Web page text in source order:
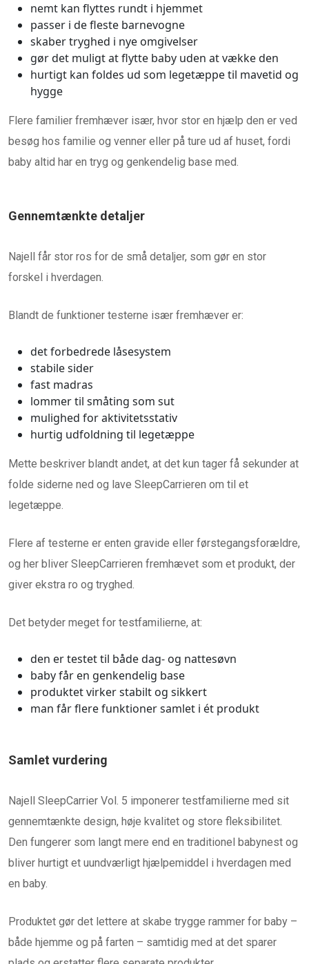
nemt kan flyttes rundt i hjemmet
passer i de fleste barnevogne
skaber tryghed i nye omgivelser
gør det muligt at flytte baby uden at vække den
hurtigt kan foldes ud som legetæppe til mavetid og
hygge
Flere familier fremhæver især, hvor stor en hjælp den er ved
besøg hos familie og venner eller på ture ud af huset, fordi
baby altid har en tryg og genkendelig base med.
Gennemtænkte detaljer
Najell får stor ros for de små detaljer, som gør en stor
forskel i hverdagen.
Blandt de funktioner testerne især fremhæver er:
det forbedrede låsesystem
stabile sider
fast madras
lommer til småting som sut
mulighed for aktivitetsstativ
hurtig udfoldning til legetæppe
Mette beskriver blandt andet, at det kun tager få sekunder at
folde siderne ned og lave SleepCarrieren om til et
legetæppe.
Flere af testerne er enten gravide eller førstegangsforældre,
og her bliver SleepCarrieren fremhævet som et produkt, der
giver ekstra ro og tryghed.
Det betyder meget for testfamilierne, at:
den er testet til både dag- og nattesøvn
baby får en genkendelig base
produktet virker stabilt og sikkert
man får flere funktioner samlet i ét produkt
Samlet vurdering
Najell SleepCarrier Vol. 5 imponerer testfamilierne med sit
gennemtænkte design, høje kvalitet og store fleksibilitet.
Den fungerer som langt mere end en traditionel babynest og
bliver hurtigt et uundværligt hjælpemiddel i hverdagen med
en baby.
Produktet gør det lettere at skabe trygge rammer for baby –
både hjemme og på farten – samtidig med at det sparer